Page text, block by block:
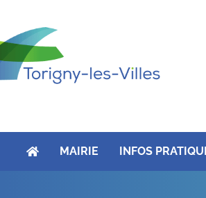
MAIRIE INFOS